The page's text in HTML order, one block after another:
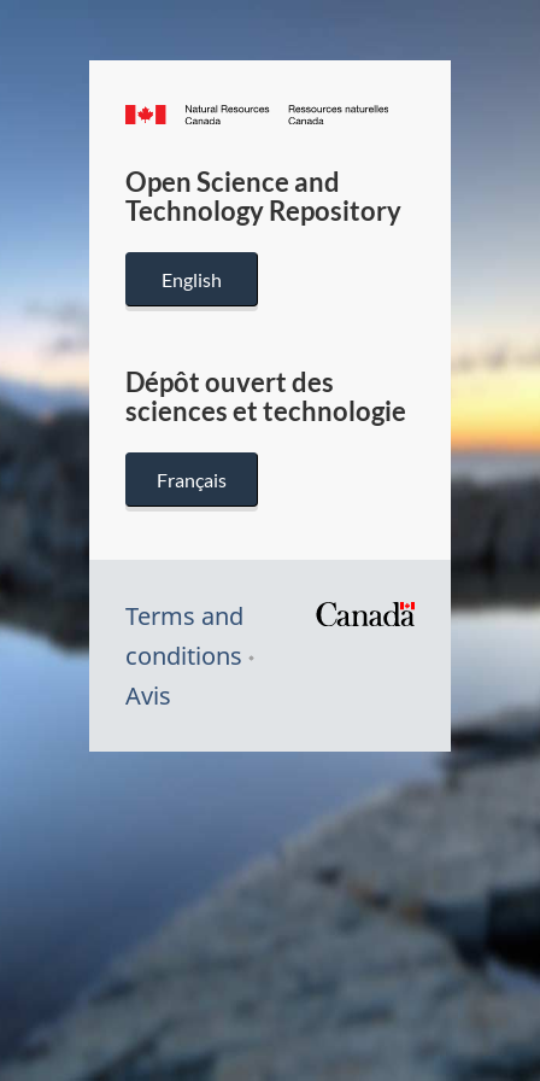
Canada.ca
/
Canada
Open Science and
Technology Repository
English
Dépôt ouvert des
sciences et technologie
Français
Terms and
conditions
Avis
du